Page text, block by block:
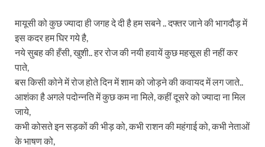
मायूसी को कुछ ज्यादा ही जगह दे दी है हम सबने .. दफ्तर जाने की भागदौड़ में
इस कदर हम घिर गये है,
नये सुबह की हँसी, खुशी.. हर रोज की नयी हवायें कुछ महसूस ही नहीं कर
पाते,
बस किसी कोने में रोज होते दिन में शाम को जोड़ने की कवायद में लग जाते..
आशंका है अगले पदोन्नति में कुछ कम ना मिले, कहीं दूसरे को ज्यादा ना मिल
जाये,
कभी कोसते इन सड़कों की भीड़ को, कभी राशन की महंगाई को, कभी नेताओं
के भाषण को,